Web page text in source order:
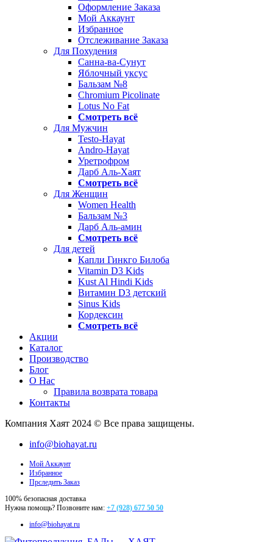
Оформление Заказа
Мой Аккаунт
Избранное
Отслеживание Заказа
Для Похудения
Санна-ва-Сунут
Яблочный уксус
Бальзам №8
Chromium Picolinate
Lotus No Fat
Смотреть всё
Для Мужчин
Testo-Hayat
Andro-Hayat
Уретрофром
Дарб Аль-Хаят
Смотреть всё
Для Женщин
Women Health
Бальзам №3
Дарб Аль-амин
Смотреть всё
Для детей
Капли Гинкго Билоба
Vitamin D3 Kids
Kust Al Hindi Kids
Витамин D3 детский
Sinus Kids
Кордексин
Смотреть всё
Акции
Каталог
Производство
Блог
О Нас
Правила возврата товара
Контакты
Компания Хаят 2024 © Все права защищены.
info@biohayat.ru
Мой Аккаунт
Избранное
Прследить Заказ
100% безопасная доставка
Нужна помощь? Позвоните нам: +7 (928) 677 50 50
info@biohayat.ru